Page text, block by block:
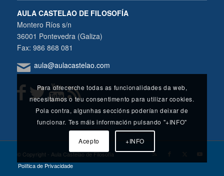
AULA CASTELAO DE FILOSOFÍA
Montero Ríos s/n
36001 Pontevedra (Galiza)
Fax: 986 868 081
aula@aulacastelao.com
© Copyright - Aula Castelao de Filosofía
Política de Privacidade
Para ofrecerche todas as funcionalidades da web,
necesitamos o teu consentimento para utilizar cookies.
Pola contra, algunhas seccións poderían deixar de
funcionar. Tes máis información pulsando "+INFO"
Acepto +INFO